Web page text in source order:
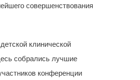
совершенствования
клинической
собрались лучшие
конференции